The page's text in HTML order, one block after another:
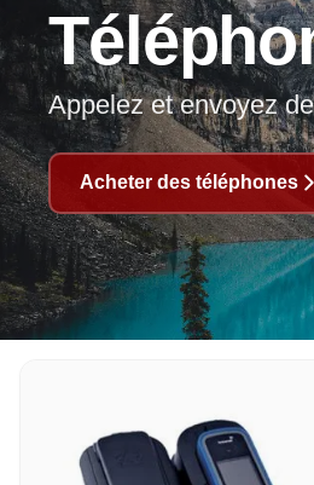
Appelez et envoyez
Acheter des téléphones